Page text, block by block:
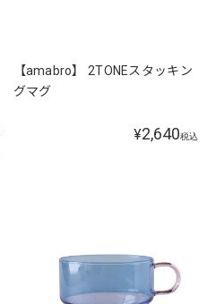
【amabro】 2TONEスタッキン
グマグ
¥2,640税込